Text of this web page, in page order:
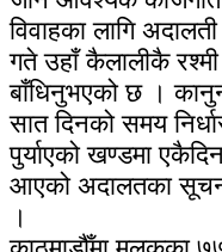
विवाहका लागि
गते उहाँ कैलालीकै
बाँधिनुभएको छ ।
सात दिनको समय
पुर्याएको खण्डमा
आएको अदालतका
।